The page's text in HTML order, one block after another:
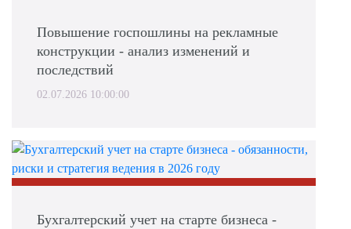
Повышение госпошлины на рекламные
конструкции - анализ изменений и
последствий
02.07.2026 10:00:00
Бухгалтерский учет на старте бизнеса -